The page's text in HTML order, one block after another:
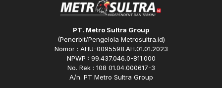
PT. Metro Sultra Group
(Penerbit/Pengelola Metrosultra.id)
Nomor : AHU-0095598.AH.01.01.2023
NPWP : 99.437.046.0-811.000
No. Rek : 108 01.04.000617-3
A/n. PT Metro Sultra Group